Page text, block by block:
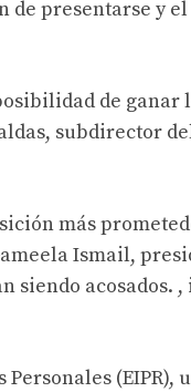
presentarse y
de
subdirector
más
Ismail,
acosados.